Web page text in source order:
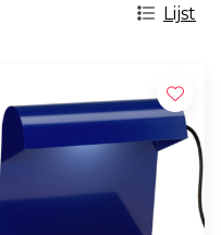
Lijst